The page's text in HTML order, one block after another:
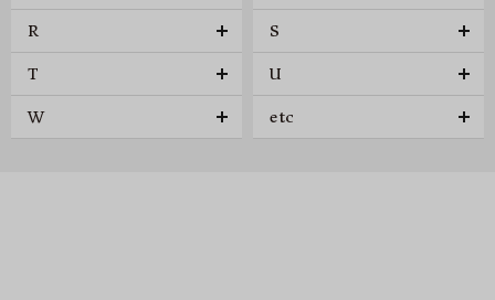
R S
T U
W etc